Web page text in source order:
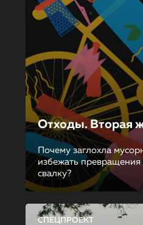
Отходы. Вторая
Почему заглохла
избежать превращения
свалку?
СПЕЦПРОЕКТ